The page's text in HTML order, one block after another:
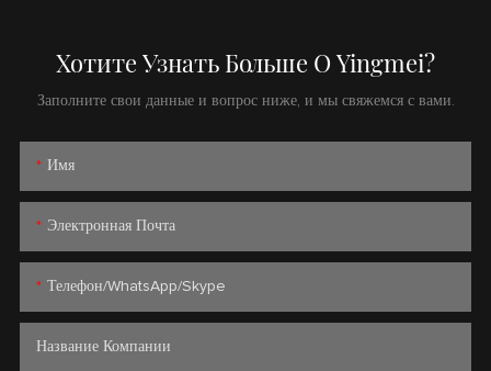
Хотите Узнать Больше О Yingmei?
Заполните свои данные и вопрос ниже, и мы свяжемся с вами.
Имя
Электронная Почта
Телефон/WhatsApp/Skype
Название Компании